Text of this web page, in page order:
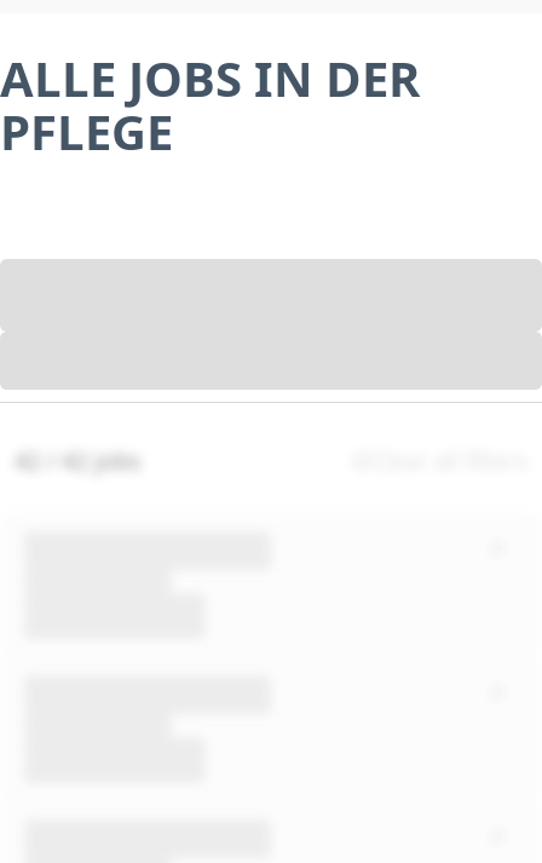
ALLE JOBS IN DER
PFLEGE
42 / 42 jobs